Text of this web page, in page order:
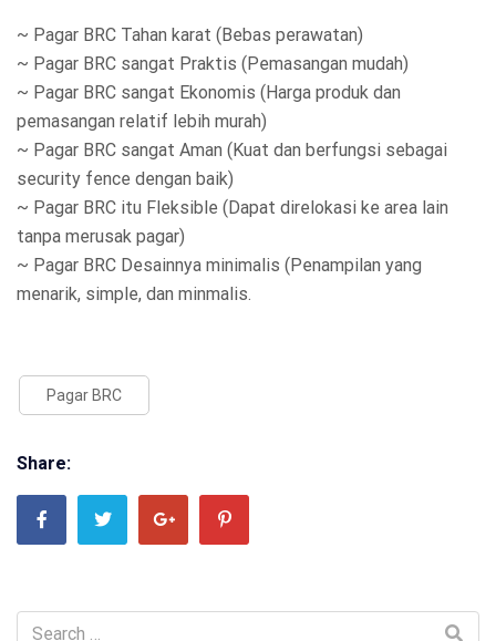
~ Pagar BRC Tahan karat (Bebas perawatan)
~ Pagar BRC sangat Praktis (Pemasangan mudah)
~ Pagar BRC sangat Ekonomis (Harga produk dan
pemasangan relatif lebih murah)
~ Pagar BRC sangat Aman (Kuat dan berfungsi sebagai
security fence dengan baik)
~ Pagar BRC itu Fleksible (Dapat direlokasi ke area lain
tanpa merusak pagar)
~ Pagar BRC Desainnya minimalis (Penampilan yang
menarik, simple, dan minmalis.
Pagar BRC
Share: